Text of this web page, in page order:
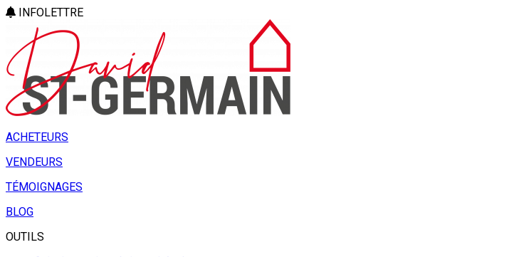
INFOLETTRE
ACHETEURS
VENDEURS
TÉMOIGNAGES
BLOG
OUTILS